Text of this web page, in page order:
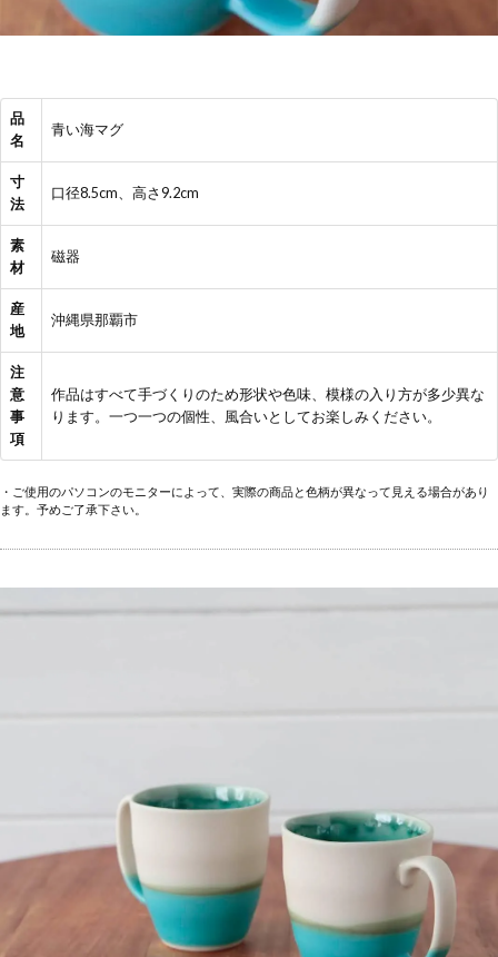
品
名
青い海マグ
寸
法
口径8.5cm、高さ9.2cm
素
材
磁器
産
地
沖縄県那覇市
注
意
事
項
作品はすべて手づくりのため形状や色味、模様の入り方が多少異な
ります。一つ一つの個性、風合いとしてお楽しみください。
・ご使用のパソコンのモニターによって、実際の商品と色柄が異なって見える場合があり
ます。予めご了承下さい。